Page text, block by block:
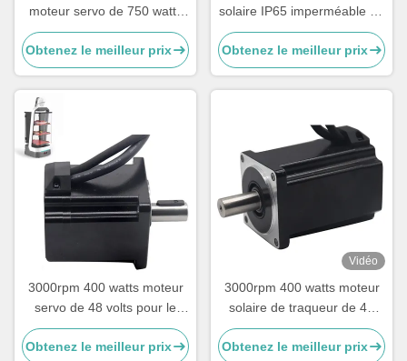
moteur servo de 750 watts
pour le traqueur solaire
Obtenez le meilleur prix
solaire IP65 imperméable de
C.C de traqueur de 750
watts
Obtenez le meilleur prix
3000rpm 400 watts moteur
servo de 48 volts pour le
moteur solaire de traqueur
de traqueur solaire
Obtenez le meilleur prix
Vidéo
3000rpm 400 watts moteur
solaire de traqueur de 48
volts pour extérieur
d'intérieur
Obtenez le meilleur prix